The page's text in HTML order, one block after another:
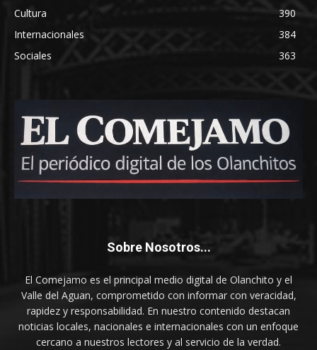
Cultura
390
Internacionales
384
Sociales
363
Sobre Nosotros...
El Comejamo es el principal medio digital de Olanchito y el
Valle del Aguan, comprometido con informar con veracidad,
rapidez y responsabilidad. En nuestro contenido destacan
noticias locales, nacionales e internacionales con un enfoque
cercano a nuestros lectores y al servicio de la verdad.